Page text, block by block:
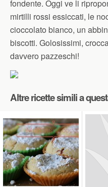
fondente. Oggi ve li
mirtilli rossi essiccati, le
cioccolato bianco, un
biscotti. Golosissimi,
davvero pazzeschi!
Altre ricette simili a